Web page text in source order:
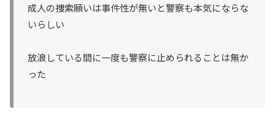
成人の捜索願いは事件性が無いと警察も本気にならな
いらしい
放浪している間に一度も警察に止められることは無か
った